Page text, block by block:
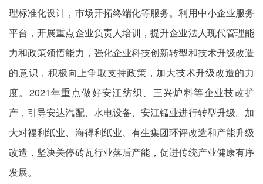
理标准化设计，市场开拓终端化等服务。利用中小企业服务
平台，开展重点企业负责人培训，提升企业法人现代管理能
力和政策领悟能力，强化企业科技创新转型和技术升级改造
的意识，积极向上争取支持政策，加大技术升级改造的力
度。2021年重点做好安江纺织、三兴炉料等企业技改扩
产，引导安达汽配、水电设备、安江锰业进行转型升级。加
大对福利纸业、海得利纸业、有生集团环评改造和产能升级
改造，坚决关停砖瓦行业落后产能，促进传统产业健康有序
发展。